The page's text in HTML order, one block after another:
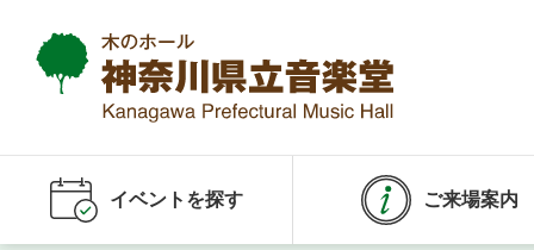
イベントを探す ご来場案内